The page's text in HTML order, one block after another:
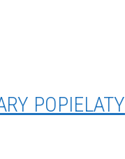
POPIELATY